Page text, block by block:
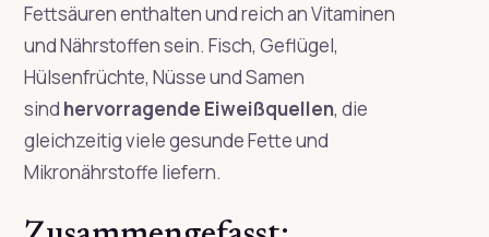
Fettsäuren enthalten und reich an Vitaminen
und Nährstoffen sein. Fisch, Geflügel,
Hülsenfrüchte, Nüsse und Samen
sind hervorragende Eiweißquellen, die
gleichzeitig viele gesunde Fette und
Mikronährstoffe liefern.